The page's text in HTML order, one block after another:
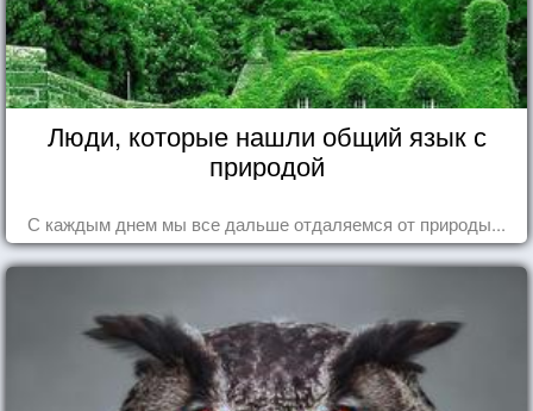
Люди, которые нашли общий язык с
природой
С каждым днем мы все дальше отдаляемся от природы...